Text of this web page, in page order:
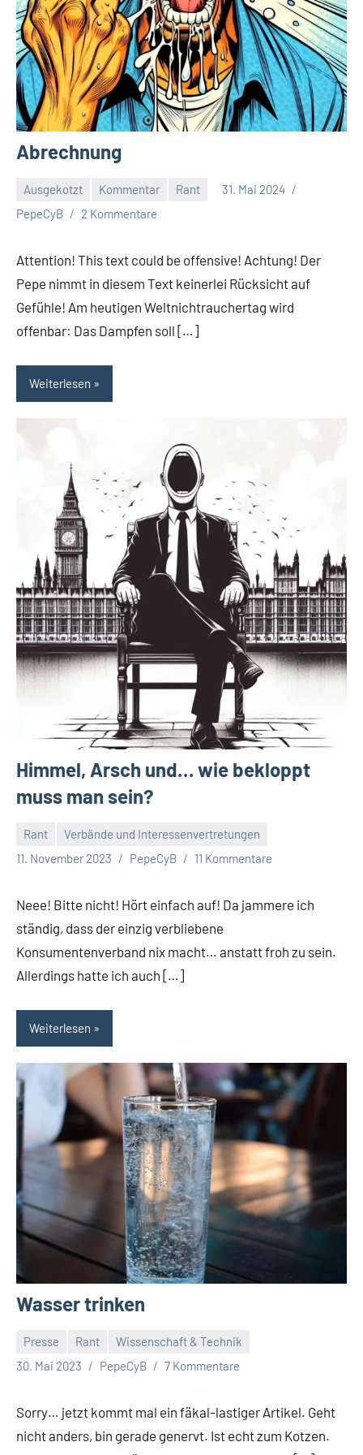
Abrechnung
Ausgekotzt Kommentar Rant
31. Mai 2024
PepeCyB
2 Kommentare
Attention! This text could be offensive! Achtung! Der
Pepe nimmt in diesem Text keinerlei Rücksicht auf
Gefühle! Am heutigen Weltnichtrauchertag wird
offenbar: Das Dampfen soll […]
Weiterlesen
Himmel, Arsch und… wie bekloppt
muss man sein?
Rant
Verbände und Interessenvertretungen
11. November 2023
PepeCyB 11 Kommentare
Neee! Bitte nicht! Hört einfach auf! Da jammere ich
ständig, dass der einzig verbliebene
Konsumentenverband nix macht… anstatt froh zu sein.
Allerdings hatte ich auch […]
Weiterlesen
Wasser trinken
Presse Rant
Wissenschaft & Technik
30. Mai 2023
PepeCyB 7 Kommentare
Sorry… jetzt kommt mal ein fäkal-lastiger Artikel. Geht
nicht anders, bin gerade genervt. Ist echt zum Kotzen.